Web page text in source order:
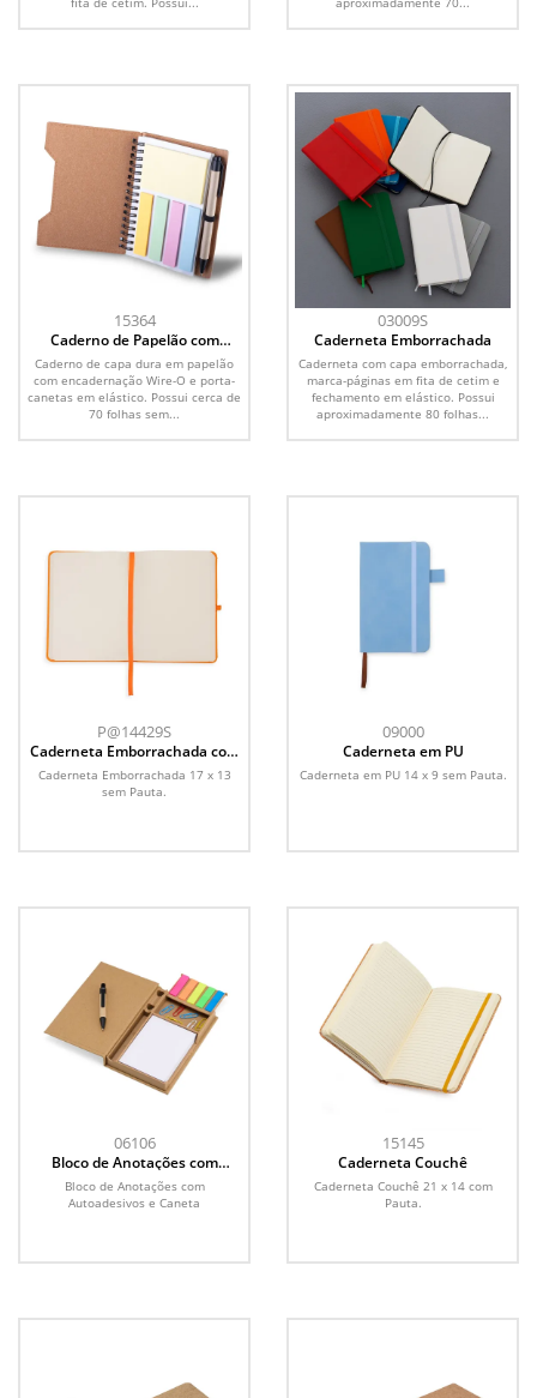
15364
Caderno de Papelão com
Caneta
Caderno de capa dura em papelão
com encadernação Wire-O e porta-
canetas em elástico. Possui cerca de
70 folhas sem...
03009S
Caderneta Emborrachada
Caderneta com capa emborrachada,
marca-páginas em fita de cetim e
fechamento em elástico. Possui
aproximadamente 80 folhas...
P@14429S
Caderneta Emborrachada com
Porta Caneta
Caderneta Emborrachada 17 x 13
sem Pauta.
09000
Caderneta em PU
Caderneta em PU 14 x 9 sem Pauta.
06106
Bloco de Anotações com
Autoadesivos e Caneta
Bloco de Anotações com
Autoadesivos e Caneta
15145
Caderneta Couchê
Caderneta Couchê 21 x 14 com
Pauta.